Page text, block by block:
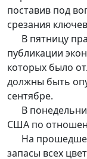
поставив под
срезания
В пятницу
публикации
которых было
должны быть
сентябре.
В
США по
На прошедшей
запасы всех